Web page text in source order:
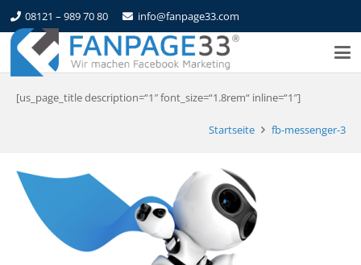
08121 – 989 70 80 info@fanpage33.com
[us_page_title description=“1″ font_size=“1.8rem“ inline=“1″]
Startseite fb-messenger-3